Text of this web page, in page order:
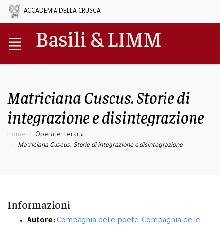
ACCADEMIA DELLA CRUSCA
Basili & LIMM
Matriciana Cuscus. Storie di
integrazione e disintegrazione
Home
Opera letteraria
Matriciana Cuscus. Storie di integrazione e disintegrazione
Informazioni
Autore: Compagnia delle poete, Compagnia delle